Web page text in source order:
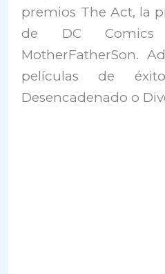
premios The Act, la
de DC Comics
MotherFatherSon.
películas de
Desencadenado o